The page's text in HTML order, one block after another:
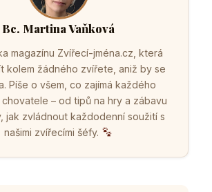
Bc. Martina Vaňková
magazínu Zvířecí-jména.cz, která
kolem žádného zvířete, aniž by se
Píše o všem, co zajímá každého
– od tipů na hry a zábavu
jak zvládnout každodenní soužití s
našimi zvířecími šéfy.